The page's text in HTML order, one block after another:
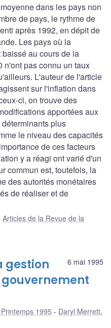
dans les pays non
de pays, le rythme de
après 1992, en dépit de
Les pays où la
au cours de la
n'ont pas connu un taux
L'auteur de l'article
sur l'inflation dans
ci, on trouve des
apportées aux
plus
le niveau des capacités
de ces facteurs
y a réagi ont varié d'un
commun est, toutefois, la
des autorités monétaires
de réaliser et de
Articles de la Revue de la
6 mai 1995
gestion
1995 Daryl Merrett,